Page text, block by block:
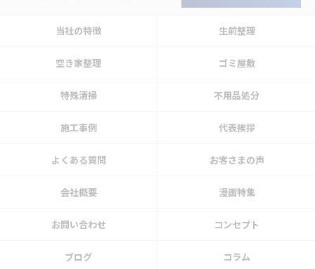
当社の特徴 生前整理
空き家整理 ゴミ屋敷
特殊清掃 不用品処分
施工事例 代表挨拶
よくある質問 お客さまの声
会社概要 漫画特集
お問い合わせ コンセプト
ブログ コラム